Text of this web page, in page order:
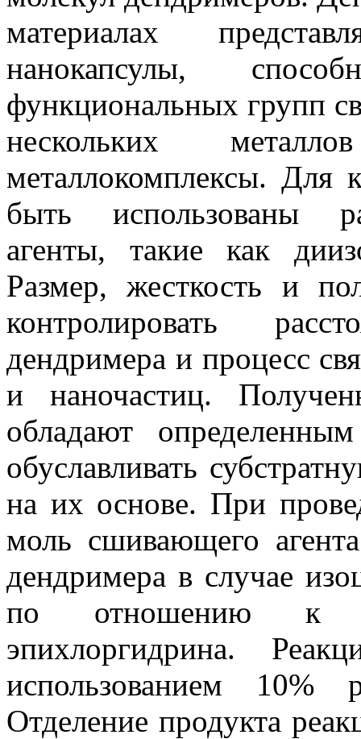
материалах
нанокапсулы,
функциональных групп
нескольких
металлокомплексы. Для
быть использованы
агенты, такие как
Размер, жесткость и
контролировать
дендримера и процесс
инаночастиц.
обладают
обуславливать
на их основе. При
моль сшивающего
дендримера в случае
по отношению к
эпихлоргидрина.
использованием 10%
Отделение продукта